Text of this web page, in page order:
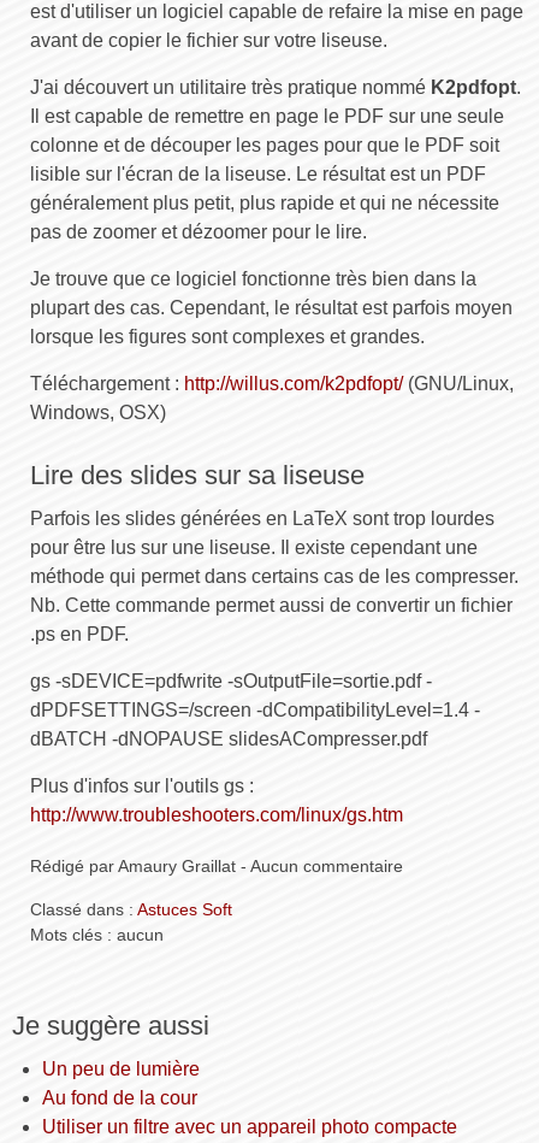
est d'utiliser un logiciel capable de refaire la mise en page
avant de copier le fichier sur votre liseuse.
J'ai découvert un utilitaire très pratique nommé K2pdfopt.
Il est capable de remettre en page le PDF sur une seule
colonne et de découper les pages pour que le PDF soit
lisible sur l'écran de la liseuse. Le résultat est un PDF
généralement plus petit, plus rapide et qui ne nécessite
pas de zoomer et dézoomer pour le lire.
Je trouve que ce logiciel fonctionne très bien dans la
plupart des cas. Cependant, le résultat est parfois moyen
lorsque les figures sont complexes et grandes.
Téléchargement : http://willus.com/k2pdfopt/(GNU/Linux,
Windows, OSX)
Lire des slides sur sa liseuse
Parfois les slides générées en LaTeX sont trop lourdes
pour être lus sur une liseuse. Il existe cependant une
méthode qui permet dans certains cas de les compresser.
Nb. Cette commande permet aussi de convertir un fichier
.ps en PDF.
gs -sDEVICE=pdfwrite -sOutputFile=sortie.pdf -
dPDFSETTINGS=/screen -dCompatibilityLevel=1.4 -
dBATCH -dNOPAUSE slidesACompresser.pdf
Plus d'infos sur l'outils gs :
http://www.troubleshooters.com/linux/gs.htm
Rédigé par Amaury Graillat - Aucun commentaire
Classé dans : Astuces Soft
Mots clés : aucun
Je suggère aussi
Un peu de lumière
Au fond de la cour
Utiliser un filtre avec un appareil photo compacte